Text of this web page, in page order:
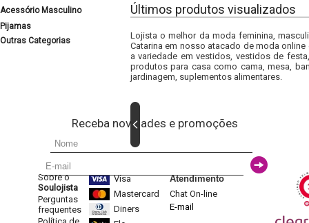
Acessório Masculino
Pijamas
Outras Categorias
Últimos produtos visualizados
Lojista o melhor da moda feminina,
Catarina em nosso atacado de moda
a variedade em vestidos, vestidos de
produtos para casa como cama, mesa,
jardinagem, suplementos alimentares.
Receba novidades e promoções
Sobre o
Soulojista
Perguntas
frequentes
Visa
Mastercard
Diners
Atendimento
Chat On-line
E-mail